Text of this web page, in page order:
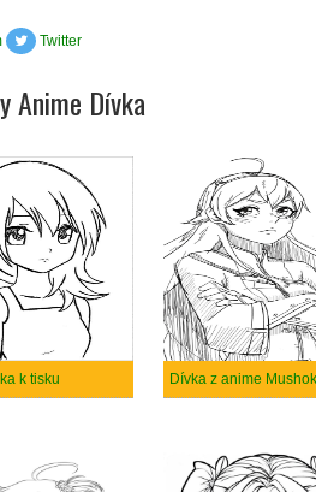
Twitter
Anime Dívka
k tisku